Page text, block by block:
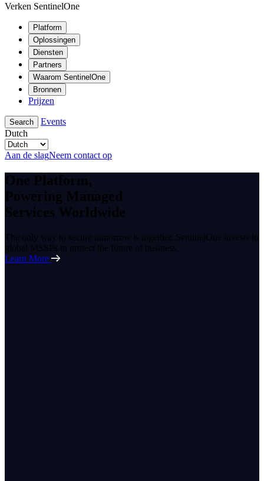
Verken SentinelOne
Platform
Oplossingen
Diensten
Partners
Waarom SentinelOne
Bronnen
Prijzen
Search
Events
Dutch
Aan de slagNeem contact op
One Platform,
Powering Managed
Services Worldwide
The only way to secure tomorrow is together. SentinelOne invests in
global MSSPs to protect the future of business.
Learn More